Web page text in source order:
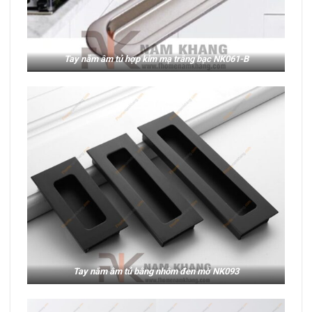
Tay nắm âm tủ hợp kim mạ trắng bạc NK061-B
Tay nắm âm tủ bằng nhôm đen mờ NK093